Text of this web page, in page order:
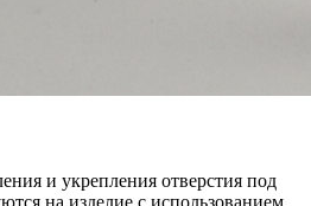
и укрепления отверстия под